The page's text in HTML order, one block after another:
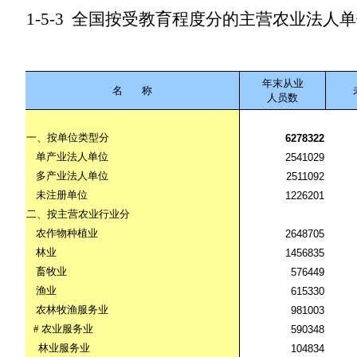
1-5-3 全国按受教育程度分的主营农业法人
名 称
年末从业
人员数
一、按单位类型分
6278322
单产业法人单位
2541029
多产业法人单位
2511092
未注册单位
1226201
二、按主营农业行业分
农作物种植业
2648705
林业
1456835
畜牧业
576449
渔业
615330
农林牧渔服务业
981003
# 农业服务业
590348
林业服务业
104834